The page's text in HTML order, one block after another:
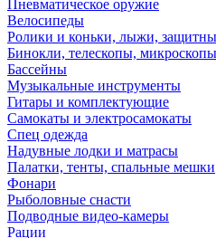
Пневматическое оружие
Велосипеды
Ролики и коньки, лыжи,
Бинокли, телескопы, микроскопы
Бассейны
Музыкальные инструменты
Гитары и комплектующие
Самокаты и электросамокаты
Спец одежда
Надувные лодки и матрасы
Палатки, тенты, спальные мешки
Фонари
Рыболовные снасти
Подводные видео-камеры
Рации